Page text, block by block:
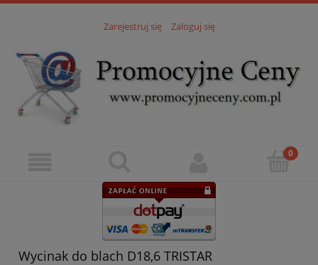
Zarejestruj się Zaloguj się
Wycinak do blach D18,6 TRISTAR